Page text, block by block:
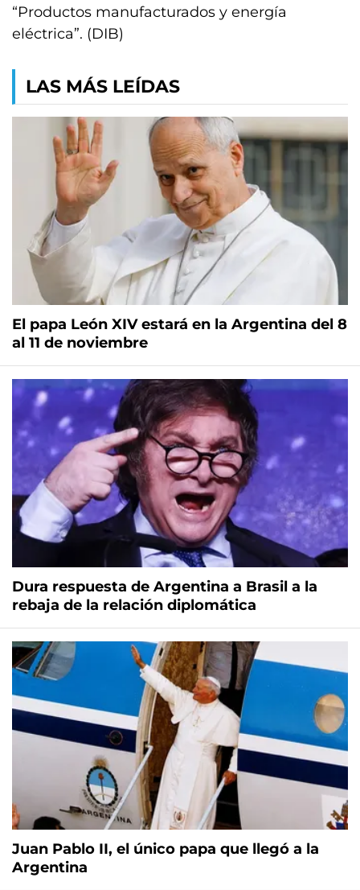
“Productos manufacturados y energía
eléctrica”. (DIB)
LAS MÁS LEÍDAS
El papa León XIV estará en la Argentina del 8
al 11 de noviembre
Dura respuesta de Argentina a Brasil a la
rebaja de la relación diplomática
Juan Pablo II, el único papa que llegó a la
Argentina